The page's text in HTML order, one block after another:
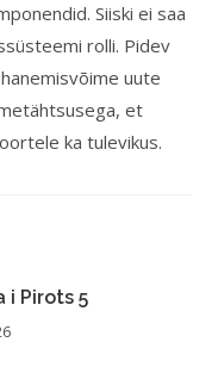
Siiski ei saa
rolli. Pidev
uute
et
ka tulevikus.
i Pirots 5